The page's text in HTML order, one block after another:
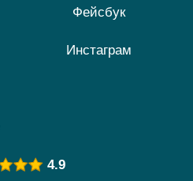
Фейсбук
Инстаграм
4.9